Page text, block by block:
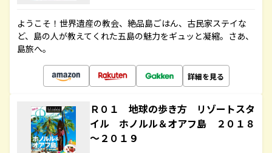
ようこそ！世界遺産の教会、絶品島ごはん、古民家ステイな
ど、島の人が教えてくれた五島の魅力をギュッと凝縮。さあ、
島旅へ。
詳細を見る
Ｒ０１ 地球の歩き方 リゾートスタ
イル ホノルル＆オアフ島 ２０１８
～２０１９